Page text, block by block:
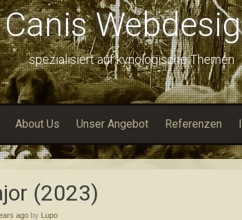
Canis
spezialisiert auf kynologische Themen
About Us Unser Angebot Referenzen
(2023)
agoby Lupo